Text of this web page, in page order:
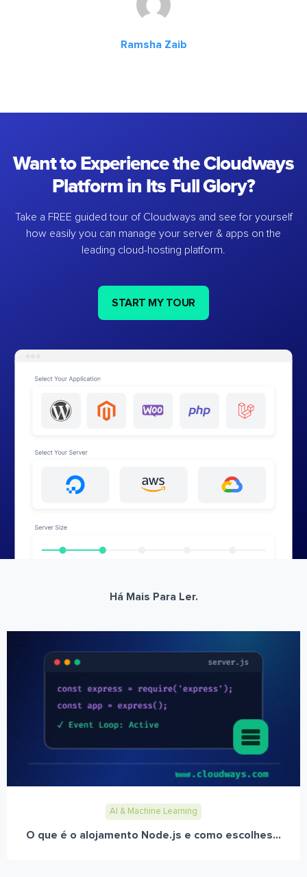
Ramsha Zaib
Want to Experience the Cloudways
Platform in Its Full Glory?
Take a FREE guided tour of Cloudways and see for yourself
how easily you can manage your server & apps on the
leading cloud-hosting platform.
START MY TOUR
Há Mais Para Ler.
AI & Machine Learning
O que é o alojamento Node.js e como escolhes...